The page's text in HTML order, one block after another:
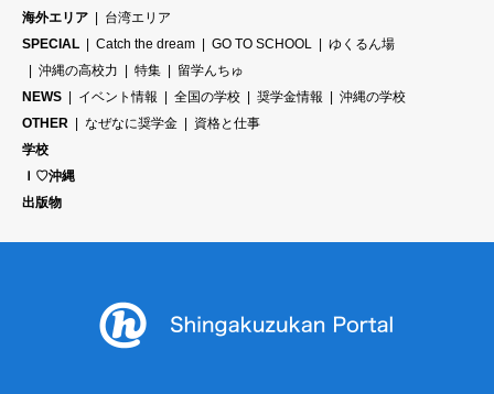
海外エリア
台湾エリア
SPECIAL
Catch the dream GO TO SCHOOL
ゆくるん場
沖縄の高校力
特集
留学んちゅ
NEWS
イベント情報 全国の学校 奨学金情報
沖縄の学校
OTHER
なぜなに奨学金
資格と仕事
学校
Ｉ♡沖縄
出版物